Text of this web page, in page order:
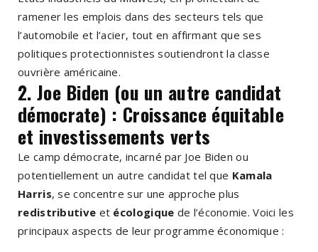
ramener les emplois dans des secteurs tels que
l’automobile et l’acier, tout en affirmant que ses
politiques protectionnistes soutiendront la classe
ouvrière américaine.
2. Joe Biden (ou un autre candidat
démocrate) : Croissance équitable
et investissements verts
Le camp démocrate, incarné par Joe Biden ou
potentiellement un autre candidat tel que Kamala
Harris, se concentre sur une approche plus
redistributive et écologique de l’économie. Voici les
principaux aspects de leur programme économique :